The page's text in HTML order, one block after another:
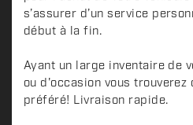
s’assurer d’un service
début à la fin.
Ayant un large inventaire de
ou d'occasion vous
préféré! Livraison rapide.